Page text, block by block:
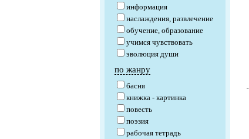
информация
наслаждения, развлечение
обучение, образование
учимся чувствовать
эволюция души
по жанру
басня
книжка - картинка
повесть
поэзия
рабочая тетрадь